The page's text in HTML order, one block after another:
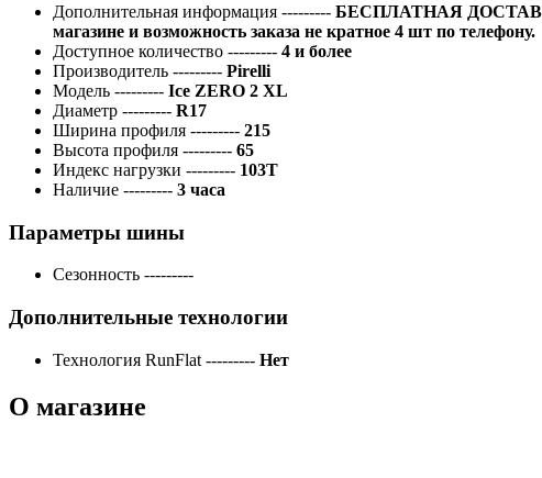
Дополнительная информация --------- БЕСПЛАТНАЯ
магазине и возможность заказа не кратное 4 шт по телефону.
Доступное количество --------- 4 и более
Производитель --------- Pirelli
Модель --------- Ice ZERO 2 XL
Диаметр --------- R17
Ширина профиля --------- 215
Высота профиля --------- 65
Индекс нагрузки --------- 103T
Наличие --------- 3 часа
Параметры шины
Сезонность ---------
Дополнительные технологии
Технология RunFlat --------- Нет
О магазине